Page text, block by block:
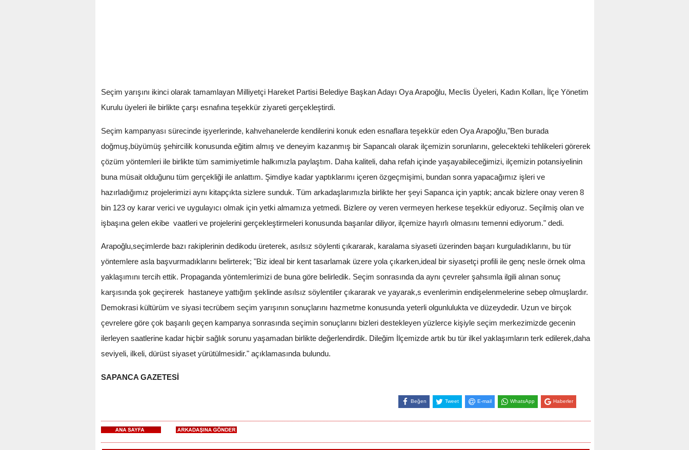
Seçim yarışını ikinci olarak tamamlayan Milliyetçi Hareket Partisi Belediye Başkan Adayı Oya Arapoğlu, Meclis Üyeleri, Kadın Kolları, İlçe Yönetim
Kurulu üyeleri ile birlikte çarşı esnafına teşekkür ziyareti gerçekleştirdi.
Seçim kampanyası sürecinde işyerlerinde, kahvehanelerde kendilerini konuk eden esnaflara teşekkür eden Oya Arapoğlu,"Ben burada
doğmuş,büyümüş şehircilik konusunda eğitim almış ve deneyim kazanmış bir Sapancalı olarak ilçemizin sorunlarını, gelecekteki tehlikeleri görerek
çözüm yöntemleri ile birlikte tüm samimiyetimle halkımızla paylaştım. Daha kaliteli, daha refah içinde yaşayabileceğimizi, ilçemizin potansiyelinin
buna müsait olduğunu tüm gerçekliği ile anlattım. Şimdiye kadar yaptıklarımı içeren özgeçmişimi, bundan sonra yapacağımız işleri ve
hazırladığımız projelerimizi aynı kitapçıkta sizlere sunduk. Tüm arkadaşlarımızla birlikte her şeyi Sapanca için yaptık; ancak bizlere onay veren 8
bin 123 oy karar verici ve uygulayıcı olmak için yetki almamıza yetmedi. Bizlere oy veren vermeyen herkese teşekkür ediyoruz. Seçilmiş olan ve
işbaşına gelen ekibe vaatleri ve projelerini gerçekleştirmeleri konusunda başarılar diliyor, ilçemize hayırlı olmasını temenni ediyorum." dedi.
Arapoğlu,seçimlerde bazı rakiplerinin dedikodu üreterek, asılsız söylenti çıkararak, karalama siyaseti üzerinden başarı kurguladıklarını, bu tür
yöntemlere asla başvurmadıklarını belirterek; "Biz ideal bir kent tasarlamak üzere yola çıkarken,ideal bir siyasetçi profili ile genç nesle örnek olma
yaklaşımını tercih ettik. Propaganda yöntemlerimizi de buna göre belirledik. Seçim sonrasında da aynı çevreler şahsımla ilgili alınan sonuç
karşısında şok geçirerek hastaneye yattığım şeklinde asılsız söylentiler çıkararak ve yayarak,s evenlerimin endişelenmelerine sebep olmuşlardır.
Demokrasi kültürüm ve siyasi tecrübem seçim yarışının sonuçlarını hazmetme konusunda yeterli olgunlulukta ve düzeydedir. Uzun ve birçok
çevrelere göre çok başarılı geçen kampanya sonrasında seçimin sonuçlarını bizleri destekleyen yüzlerce kişiyle seçim merkezimizde gecenin
ilerleyen saatlerine kadar hiçbir sağlık sorunu yaşamadan birlikte değerlendirdik. Dileğim İlçemizde artık bu tür ilkel yaklaşımların terk edilerek,daha
seviyeli, ilkeli, dürüst siyaset yürütülmesidir." açıklamasında bulundu.
SAPANCA GAZETESİ
Beğen Tweet E-mail WhatsApp Haberler